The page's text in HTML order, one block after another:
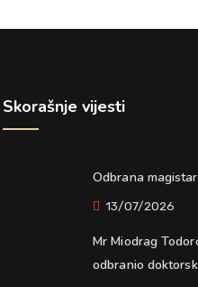
Skorašnje vijesti
Odbrana
13/07/2026
Mr Miodrag
odbranio